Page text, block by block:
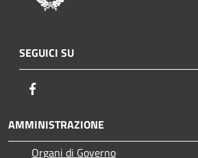
SEGUICI SU
AMMINISTRAZIONE
Organi di Governo